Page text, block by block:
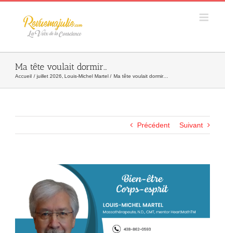
Skip
Ma tête voulait dormir…
Accueil juillet 2026 Louis-Michel Martel Ma tête voulait dormir…
Précédent Suivant
l&apos;image